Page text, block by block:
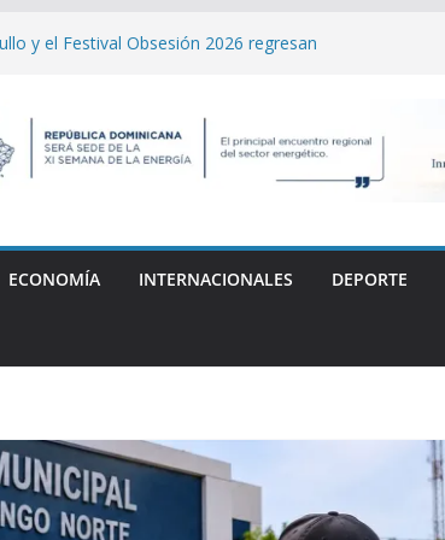
y el Festival Obsesión 2026 regresan
General de Delegados
"Yankee" Cabrera denuncia
médica tras la muerte de su madre
y limpia cuencas de tres ríos en
ECONOMÍA INTERNACIONALES DEPORTE